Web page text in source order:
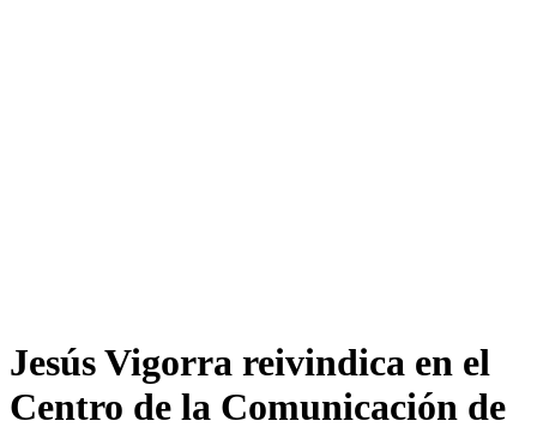
Jesús Vigorra reivindica en el
Centro de la Comunicación de